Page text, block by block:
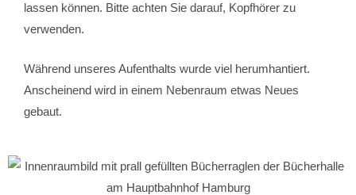
lassen können. Bitte achten Sie darauf, Kopfhörer zu
verwenden.
Während unseres Aufenthalts wurde viel herumhantiert.
Anscheinend wird in einem Nebenraum etwas Neues
gebaut.